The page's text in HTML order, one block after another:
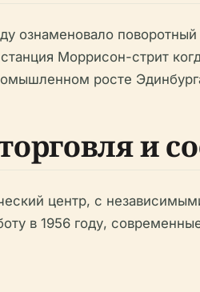
ознаменовало
Моррисон-стрит
росте
и
центр, с
в 1956 году,